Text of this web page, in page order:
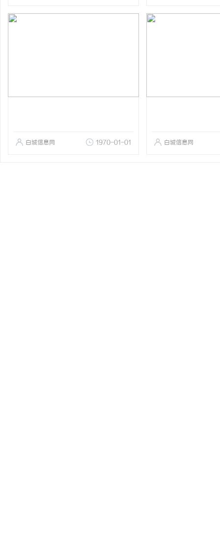
白城信息网 1970-01-01 白城信息网